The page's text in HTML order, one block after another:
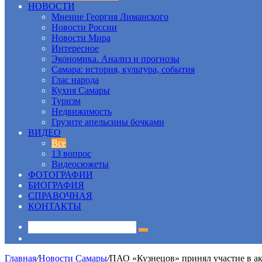
НОВОСТИ
Мнение Георгия Лиманского
Новости России
Новости Мира
Интересное
Экономика. Анализ и прогнозы
Самара: история, культура, события
Глас народа
Кухня Самары
Туризм
Недвижимость
Грузите апельсины бочками
ВИДЕО
Все
13 вопрос
Видеосюжеты
ФОТОГРАФИИ
БИОГРАФИЯ
СПРАВОЧНАЯ
КОНТАКТЫ
Главная/Новости Самары/ПАО «Кузнецов» принял участие в